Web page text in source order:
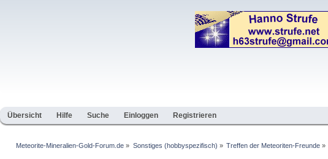
Übersicht Hilfe Suche Einloggen Registrieren
Meteorite-Mineralien-Gold-Forum.de » Sonstiges (hobbyspezifisch) » Treffen der Meteoriten-Freunde»